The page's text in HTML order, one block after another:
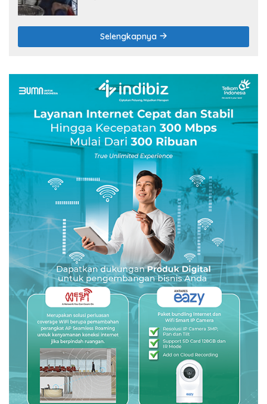
Selengkapnya